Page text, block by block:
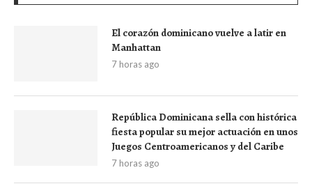
El corazón dominicano vuelve a latir en
Manhattan
7 horas ago
República Dominicana sella con histórica
fiesta popular su mejor actuación en unos
Juegos Centroamericanos y del Caribe
7 horas ago